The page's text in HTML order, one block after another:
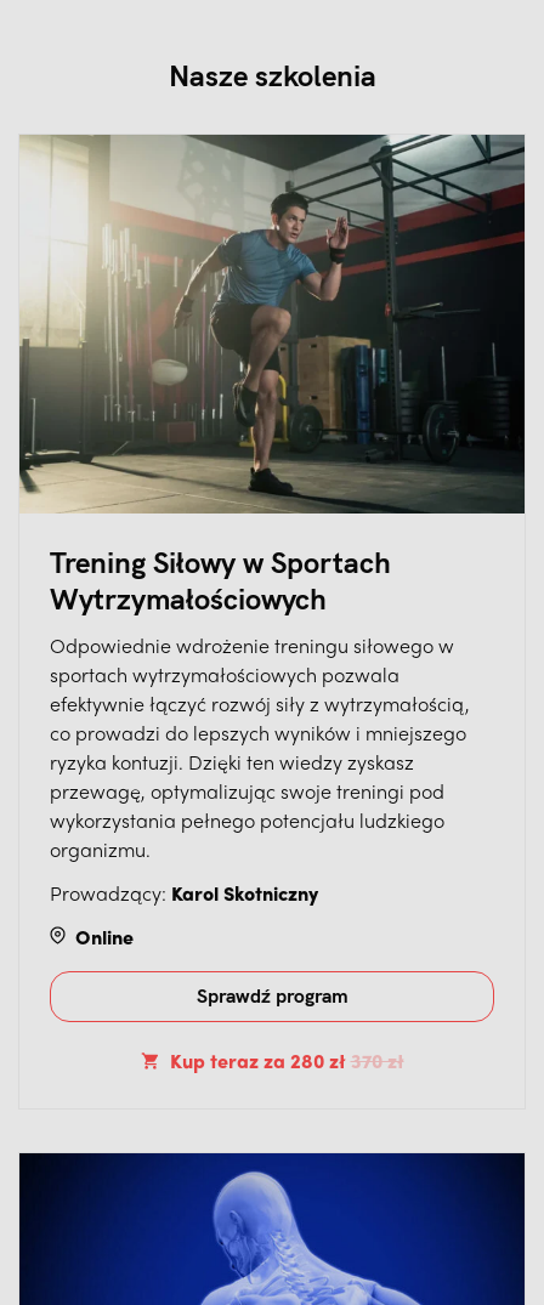
Nasze szkolenia
Trening Siłowy w Sportach
Wytrzymałościowych
Odpowiednie wdrożenie treningu siłowego w
sportach wytrzymałościowych pozwala
efektywnie łączyć rozwój siły z wytrzymałością,
co prowadzi do lepszych wyników i mniejszego
ryzyka kontuzji. Dzięki ten wiedzy zyskasz
przewagę, optymalizując swoje treningi pod
wykorzystania pełnego potencjału ludzkiego
organizmu.
Prowadzący: Karol Skotniczny
Online
Sprawdź program
Kup terazza 280 zł370 zł